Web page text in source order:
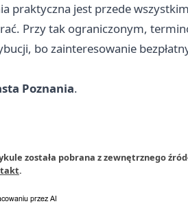
praktyczna jest przede
Przy tak ograniczonym,
bo zainteresowanie
Poznania.
została pobrana z zewnętrznego
.